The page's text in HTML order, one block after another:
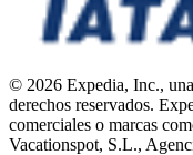
© 2026 Expedia, Inc.,
derechos reservados.
comerciales o marcas
Vacationspot, S.L.,